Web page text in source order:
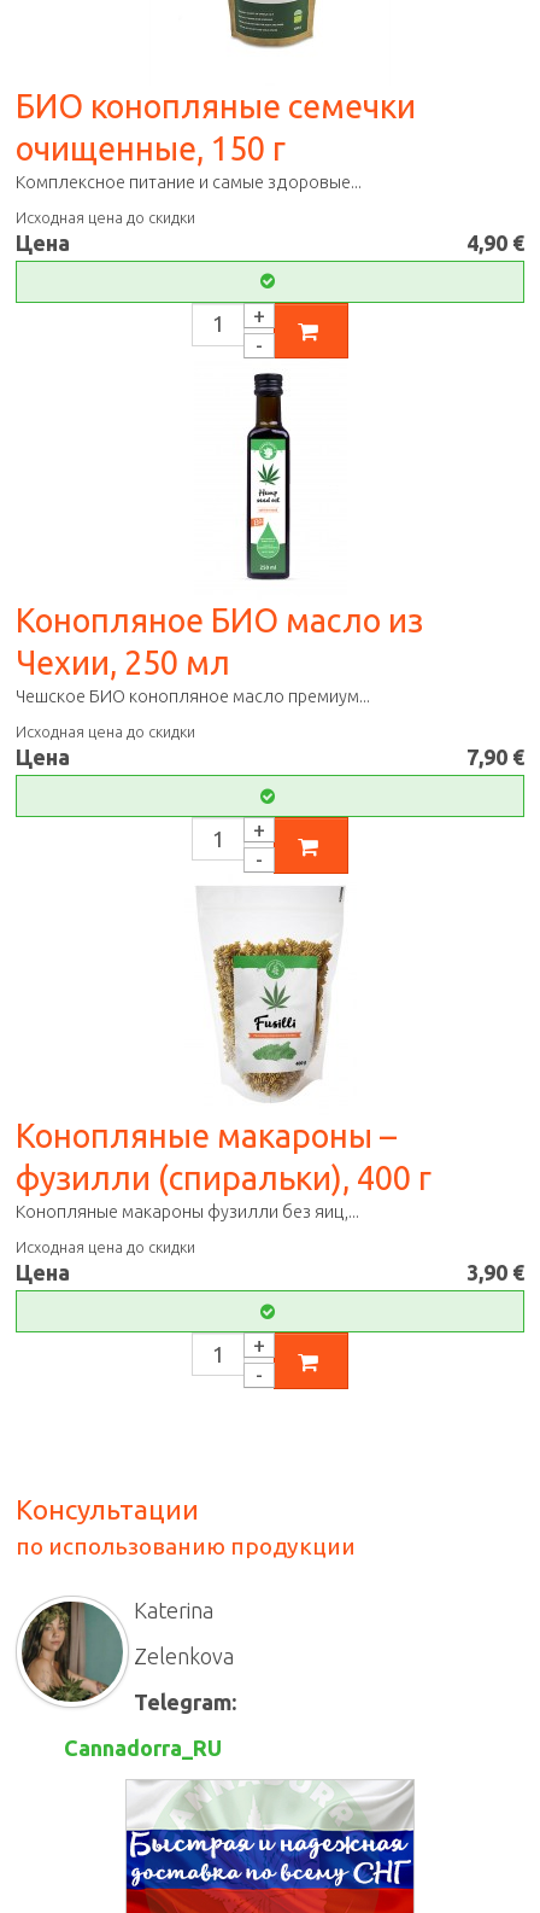
БИО конопляные семечки
очищенные, 150 г
Комплексное питание и самые здоровые...
Исходная цена до скидки
Цена 4,90 €
Конопляное БИО масло из
Чехии, 250 мл
Чешское БИО конопляное масло премиум...
Исходная цена до скидки
Цена 7,90 €
Koнопляные макароны –
фузилли (спиральки), 400 г
Конопляные макароны фузилли без яиц,...
Исходная цена до скидки
Цена 3,90 €
Консультации
по использованию продукции
Katerina
Zelenkova
Telegram:
Cannadorra_RU